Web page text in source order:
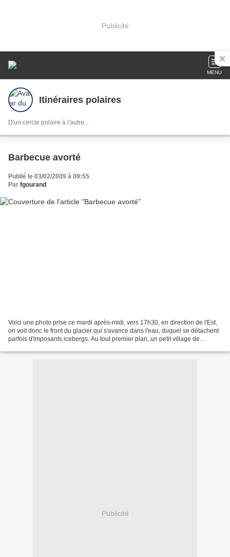
Publicité
MENU
Itinéraires polaires
D'un cercle polaire à l'autre...
Barbecue avorté
Publié le 03/02/2009 à 09:55
Par fgourand
Voici une photo prise ce mardi après-midi, vers 17h30, en direction de l'Est,
on voit donc le front du glacier qui s'avance dans l'eau, duquel se détachent
parfois d'imposants icebergs. Au tout premier plan, un petit village de
Publicité